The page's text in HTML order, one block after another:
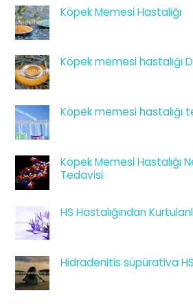
Köpek Memesi Hastalığı
Köpek memesi hastalığı
Köpek memesi hastalığı
Köpek Memesi Hastalığı
Tedavisi
HS Hastalığından
Hidradenitis süpürativa